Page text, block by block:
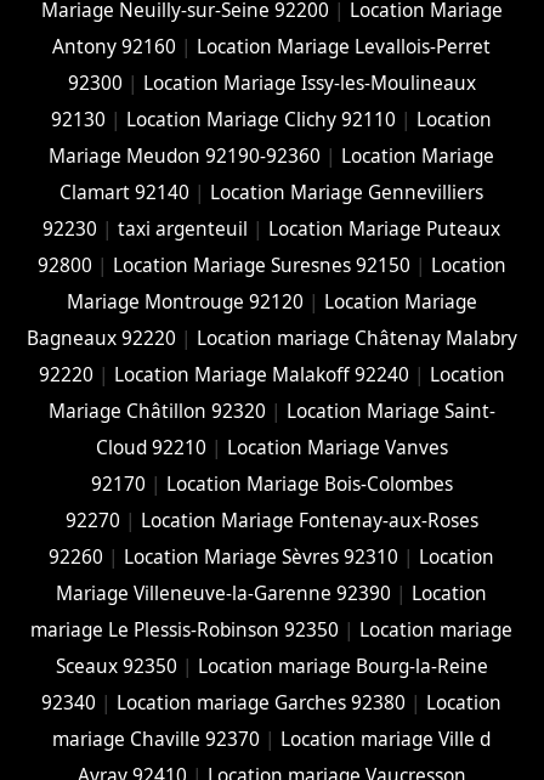
Mariage Neuilly-sur-Seine 92200 | Location Mariage
Antony 92160 | Location Mariage Levallois-Perret
92300 | Location Mariage Issy-les-Moulineaux
92130 | Location Mariage Clichy 92110 | Location
Mariage Meudon 92190-92360 | Location Mariage
Clamart 92140 | Location Mariage Gennevilliers
92230 |taxi argenteuil | Location Mariage Puteaux
92800 | Location Mariage Suresnes 92150 | Location
Mariage Montrouge 92120 | Location Mariage
Bagneaux 92220 | Location mariage Châtenay Malabry
92220 | Location Mariage Malakoff 92240 | Location
Mariage Châtillon 92320 | Location Mariage Saint-
Cloud 92210 | Location Mariage Vanves
92170 | Location Mariage Bois-Colombes
92270 | Location Mariage Fontenay-aux-Roses
92260 | Location Mariage Sèvres 92310 | Location
Mariage Villeneuve-la-Garenne 92390 | Location
mariage Le Plessis-Robinson 92350 | Location mariage
Sceaux 92350 | Location mariage Bourg-la-Reine
92340 | Location mariage Garches 92380 | Location
mariage Chaville 92370 | Location mariage Ville d